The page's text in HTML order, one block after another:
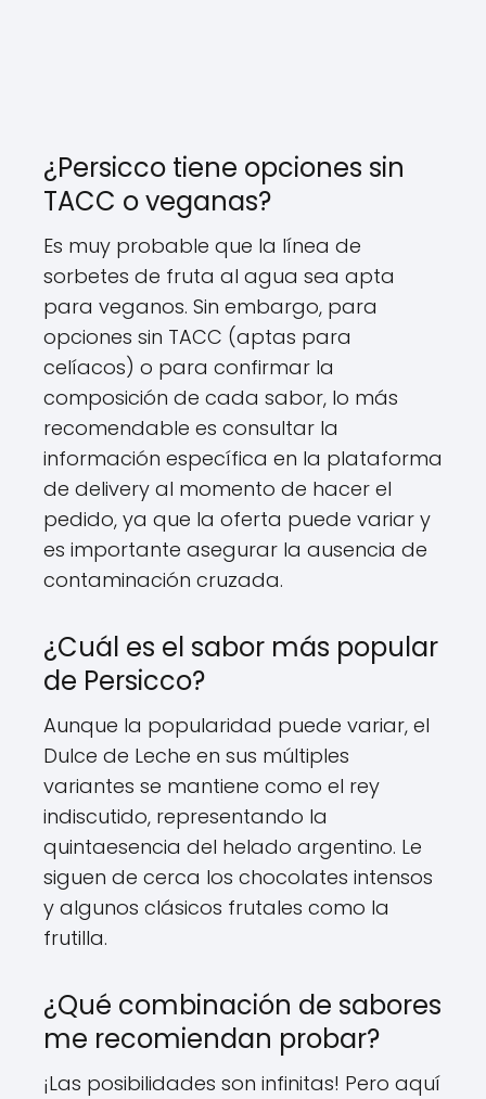
¿Persicco tiene opciones sin
TACC o veganas?
Es muy probable que la línea de
sorbetes de fruta al agua sea apta
para veganos. Sin embargo, para
opciones sin TACC (aptas para
celíacos) o para confirmar la
composición de cada sabor, lo más
recomendable es consultar la
información específica en la plataforma
de delivery al momento de hacer el
pedido, ya que la oferta puede variar y
es importante asegurar la ausencia de
contaminación cruzada.
¿Cuál es el sabor más popular
de Persicco?
Aunque la popularidad puede variar, el
Dulce de Leche en sus múltiples
variantes se mantiene como el rey
indiscutido, representando la
quintaesencia del helado argentino. Le
siguen de cerca los chocolates intensos
y algunos clásicos frutales como la
frutilla.
¿Qué combinación de sabores
me recomiendan probar?
¡Las posibilidades son infinitas! Pero aquí